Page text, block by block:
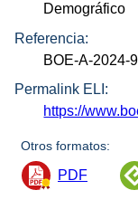
Demográfico
Referencia:
BOE-A-2024-
Permalink ELI:
https://
Otros formatos:
PDF